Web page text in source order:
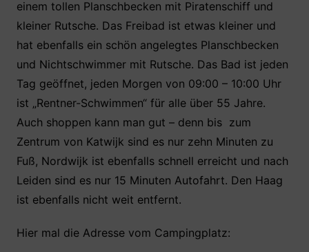
einem tollen Planschbecken mit Piratenschiff und
kleiner Rutsche. Das Freibad ist etwas kleiner und
hat ebenfalls ein schön angelegtes Planschbecken
und Nichtschwimmer mit Rutsche. Das Bad ist jeden
Tag geöffnet, jeden Morgen von 09:00 – 10:00 Uhr
ist „Rentner-Schwimmen“ für alle über 55 Jahre.
Auch shoppen kann man gut – denn bis zum
Zentrum von Katwijk sind es nur zehn Minuten zu
Fuß, Nordwijk ist ebenfalls schnell erreicht und nach
Leiden sind es nur 15 Minuten Autofahrt. Den Haag
ist ebenfalls nicht weit entfernt.
Hier mal die Adresse vom Campingplatz: